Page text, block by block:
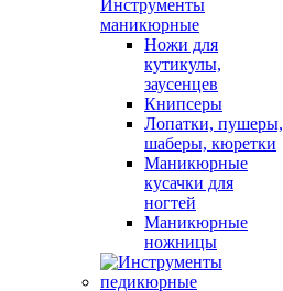
Инструменты
маникюрные
Ножи для
кутикулы,
заусенцев
Книпсеры
Лопатки, пушеры,
шаберы, кюретки
Маникюрные
кусачки для
ногтей
Маникюрные
ножницы